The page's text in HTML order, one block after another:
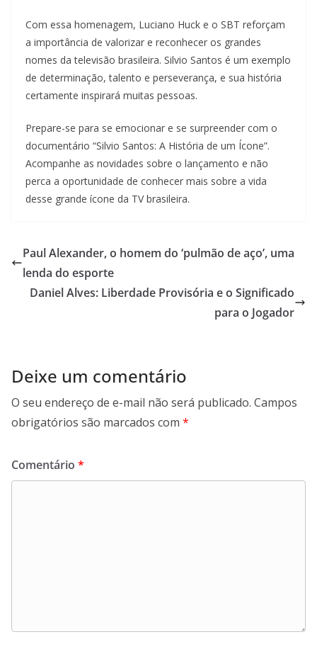
Com essa homenagem, Luciano Huck e o SBT reforçam
a importância de valorizar e reconhecer os grandes
nomes da televisão brasileira. Silvio Santos é um exemplo
de determinação, talento e perseverança, e sua história
certamente inspirará muitas pessoas.
Prepare-se para se emocionar e se surpreender com o
documentário “Silvio Santos: A História de um Ícone”.
Acompanhe as novidades sobre o lançamento e não
perca a oportunidade de conhecer mais sobre a vida
desse grande ícone da TV brasileira.
Paul Alexander, o homem do ‘pulmão de aço’, uma
lenda do esporte
Daniel Alves: Liberdade Provisória e o Significado
para o Jogador
Deixe um comentário
O seu endereço de e-mail não será publicado. Campos
obrigatórios são marcados com *
Comentário *